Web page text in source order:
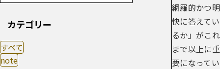
網羅的かつ明
快に答えてい
るか」がこれ
まで以上に重
要になってい
カテゴリー
すべて
note